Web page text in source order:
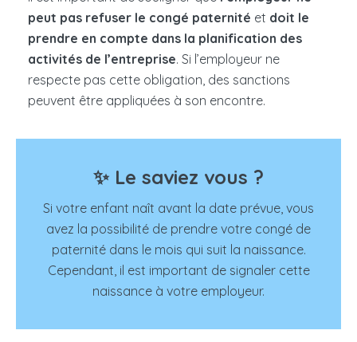
peut pas refuser le congé paternité et doit le
prendre en compte dans la planification des
activités de l’entreprise. Si l’employeur ne
respecte pas cette obligation, des sanctions
peuvent être appliquées à son encontre.
✨ Le saviez vous ?
Si votre enfant naît avant la date prévue, vous
avez la possibilité de prendre votre congé de
paternité dans le mois qui suit la naissance.
Cependant, il est important de signaler cette
naissance à votre employeur.